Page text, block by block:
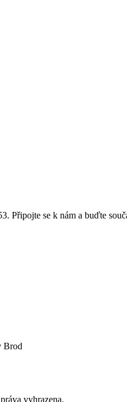
Připojte se k nám a buďte
Brod
vyhrazena.